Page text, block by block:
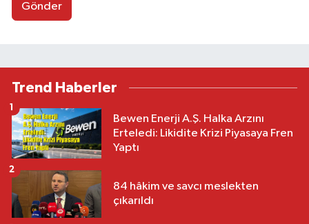
Gönder
Trend Haberler
Bewen Enerji A.Ş. Halka Arzını
Erteledi: Likidite Krizi Piyasaya Fren
Yaptı
1
84 hâkim ve savcı meslekten
çıkarıldı
2